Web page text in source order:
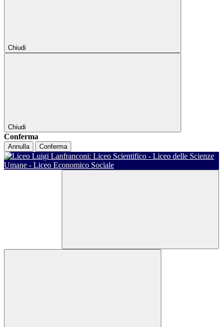
Chiudi
Chiudi
Conferma
Annulla Conferma